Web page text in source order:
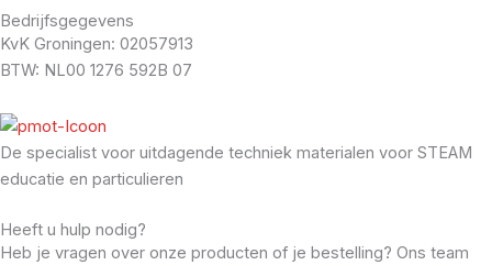
Bedrijfsgegevens
KvK Groningen: 02057913
BTW: NL00 1276 592B 07
De specialist voor uitdagende techniek materialen voor STEAM
educatie en particulieren
Heeft u hulp nodig?
Heb je vragen over onze producten of je bestelling? Ons team